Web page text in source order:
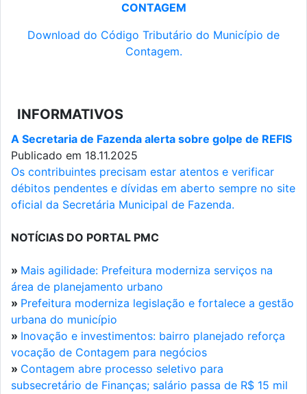
CONTAGEM
Download do Código Tributário do Município de
Contagem.
INFORMATIVOS
A Secretaria de Fazenda alerta sobre golpe de REFIS
Publicado em 18.11.2025
Os contribuintes precisam estar atentos e verificar
débitos pendentes e dívidas em aberto sempre no site
oficial da Secretária Municipal de Fazenda.
NOTÍCIAS DO PORTAL PMC
» Mais agilidade: Prefeitura moderniza serviços na
área de planejamento urbano
» Prefeitura moderniza legislação e fortalece a gestão
urbana do município
» Inovação e investimentos: bairro planejado reforça
vocação de Contagem para negócios
» Contagem abre processo seletivo para
subsecretário de Finanças; salário passa de R$ 15 mil